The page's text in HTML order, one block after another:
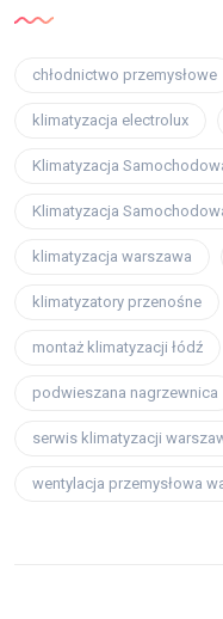
chłodnictwo przemysłowe
klimatyzacja electrolux
Klimatyzacja
Klimatyzacja
klimatyzacja warszawa
klimatyzatory przenośne
montaż klimatyzacji łódź
podwieszana nagrzewnica
serwis klimatyzacji
wentylacja przemysłowa